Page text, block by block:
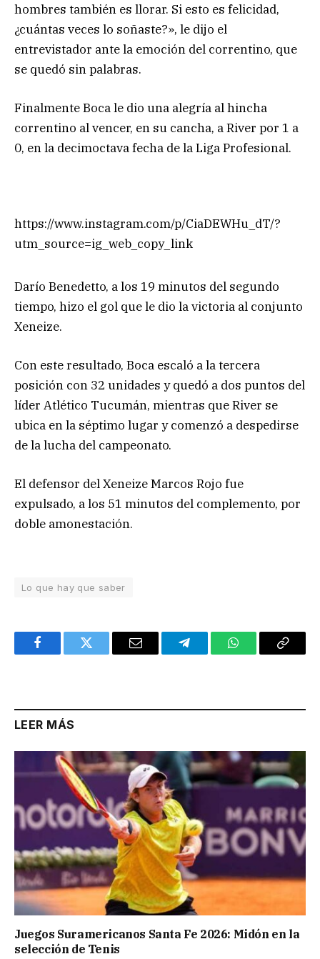
hombres también es llorar. Si esto es felicidad,
¿cuántas veces lo soñaste?», le dijo el
entrevistador ante la emoción del correntino, que
se quedó sin palabras.
Finalmente Boca le dio una alegría al hincha
correntino al vencer, en su cancha, a River por 1 a
0, en la decimoctava fecha de la Liga Profesional.
https://www.instagram.com/p/CiaDEWHu_dT/?
utm_source=ig_web_copy_link
Darío Benedetto, a los 19 minutos del segundo
tiempo, hizo el gol que le dio la victoria al conjunto
Xeneize.
Con este resultado, Boca escaló a la tercera
posición con 32 unidades y quedó a dos puntos del
líder Atlético Tucumán, mientras que River se
ubica en la séptimo lugar y comenzó a despedirse
de la lucha del campeonato.
El defensor del Xeneize Marcos Rojo fue
expulsado, a los 51 minutos del complemento, por
doble amonestación.
Lo que hay que saber
FacebookTwitter Email TelegramWhatsAppCopy
LEER MÁS
Juegos Suramericanos Santa Fe 2026: Midón en la
selección de Tenis